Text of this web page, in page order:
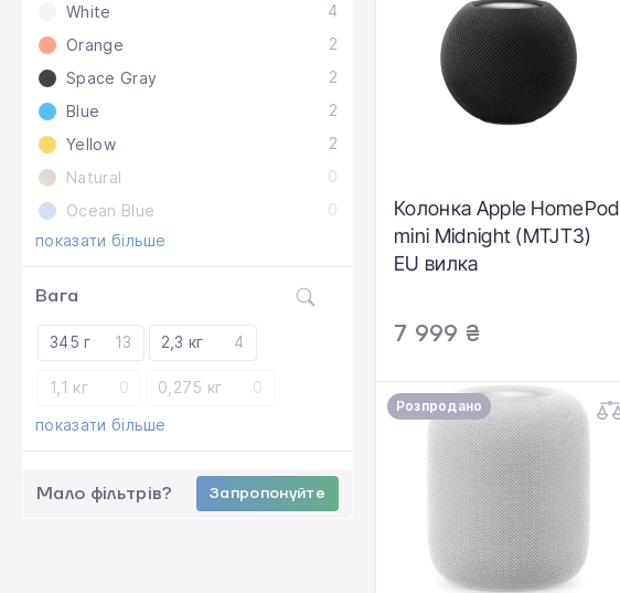
White
4
Orange
2
Space Gray
2
Blue
2
Yellow
2
Natural
0
Ocean Blue
0
показати більше
Вага
345 г 13 2,3 кг 4
1,1 кг 0 0,275 кг
0
показати більше
Мало фільтрів? Запропонуйте
Колонка Apple HomePod
mini Midnight (MTJT3)
EU вилка
7 999 ₴
Розпродано